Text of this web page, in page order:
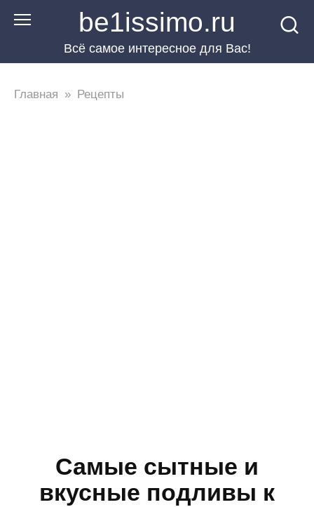
Перейти
be1issimo.ru
Всё самое интересное для Вас!
Главная » Рецепты
Самые сытные и
вкусные подливы к